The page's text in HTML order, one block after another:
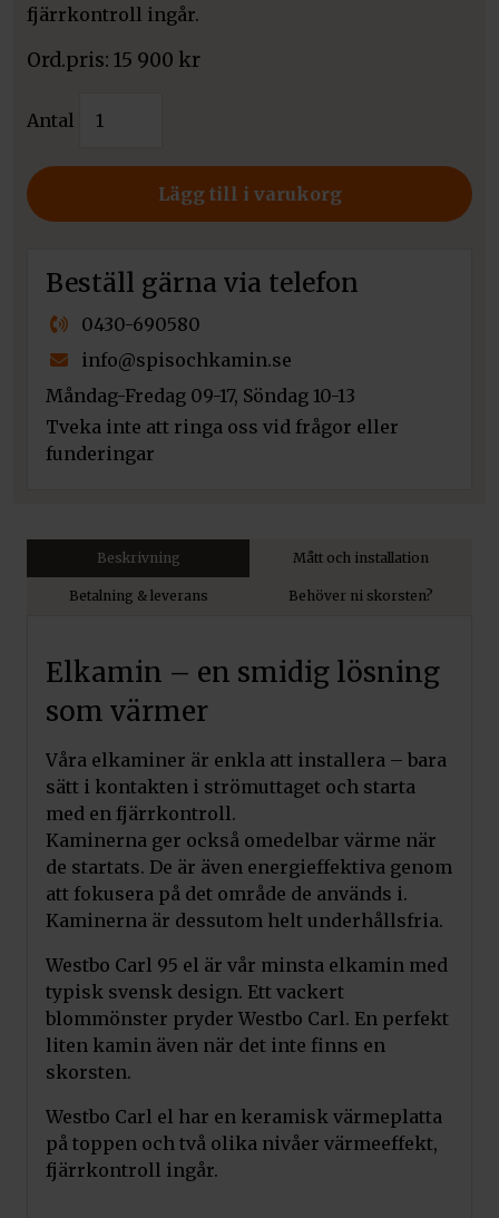
fjärrkontroll ingår.
15 900 kr
Antal
Carl
Lägg till i varukorg
Beställ gärna via telefon
0430-690580
info@spisochkamin.se
Måndag-Fredag 09-17, Söndag 10-13
Tveka inte att ringa oss vid frågor eller
funderingar
Beskrivning Mått och installation
Betalning & leverans Behöver ni skorsten?
Elkamin – en smidig lösning
som värmer
Våra elkaminer är enkla att installera – bara
sätt i kontakten i strömuttaget och starta
med en fjärrkontroll.
Kaminerna ger också omedelbar värme när
de startats. De är även energieffektiva genom
att fokusera på det område de används i.
Kaminerna är dessutom helt underhållsfria.
Westbo Carl 95 el är vår minsta elkamin med
typisk svensk design. Ett vackert
blommönster pryder Westbo Carl. En perfekt
liten kamin även när det inte finns en
skorsten.
Westbo Carl el har en keramisk värmeplatta
på toppen och två olika nivåer värmeeffekt,
fjärrkontroll ingår.